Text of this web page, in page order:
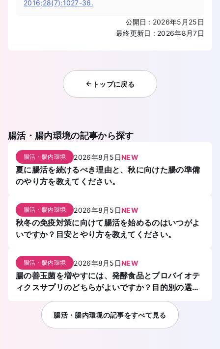
2016;28(7):1027-36.
公開日 : 2026年5月25日
最終更新日 : 2026年8月7日
トップに戻る
腸活・腸内環境の記事から探す
腸活・腸内環境 2026年8月5日NEW
夏に腸活を続けるべき理由と、秋に向けた腸の準備
のやり方を教えてください。
腸活・腸内環境 2026年8月5日NEW
秋冬の免疫対策に向けて腸活を始めるのはいつがよ
いですか？目安とやり方を教えてください。
腸活・腸内環境 2026年8月5日NEW
腸の善玉菌を増やすには、発酵食品とプロバイオテ
ィクスサプリのどちらがよいですか？目的別の選び
方を教えてください。
腸活・腸内環境の記事をすべて見る